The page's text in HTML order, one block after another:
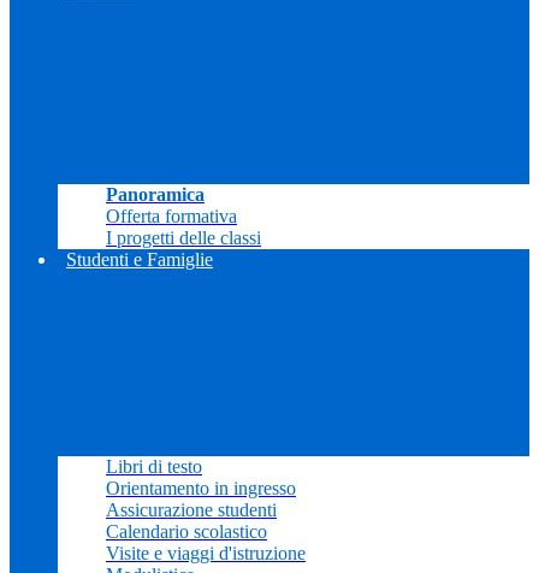
Panoramica
Offerta formativa
I progetti delle classi
Studenti e Famiglie
Libri di testo
Orientamento in ingresso
Assicurazione studenti
Calendario scolastico
Visite e viaggi d'istruzione